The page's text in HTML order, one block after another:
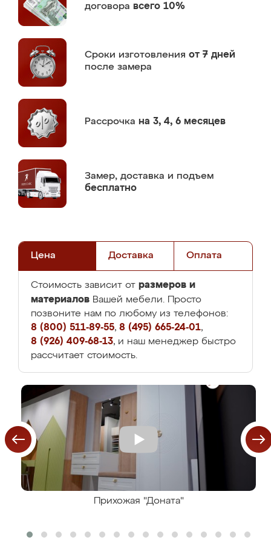
договора всего 10%
Сроки изготовления от 7 дней
после замера
Рассрочка на 3, 4, 6 месяцев
Замер, доставка и подъем
бесплатно
Цена Доставка Оплата
Стоимость зависит от размеров и
материалов Вашей мебели. Просто
позвоните нам по любому из телефонов:
8 (800) 511-89-55, 8 (495) 665-24-01,
8 (926) 409-68-13, и наш менеджер быстро
рассчитает стоимость.
Прихожая "Доната"